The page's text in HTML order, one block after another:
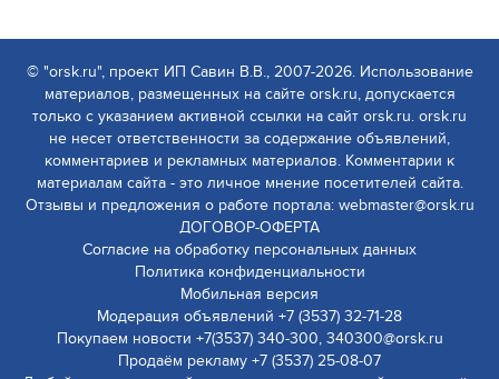
© "orsk.ru", проект ИП Савин В.В., 2007-2026. Использование
материалов, размещенных на сайте orsk.ru, допускается
только с указанием активной ссылки на сайт orsk.ru. orsk.ru
не несет ответственности за содержание объявлений,
комментариев и рекламных материалов. Комментарии к
материалам сайта - это личное мнение посетителей сайта.
Отзывы и предложения о работе портала: webmaster@orsk.ru
ДОГОВОР-ОФЕРТА
Согласие на обработку персональных данных
Политика конфиденциальности
Мобильная версия
Модерация объявлений +7 (3537) 32-71-28
Покупаем новости +7(3537) 340-300, 340300@orsk.ru
Продаём рекламу +7 (3537) 25-08-07